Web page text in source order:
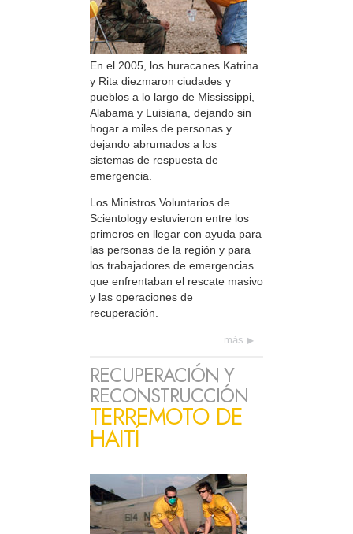
En el 2005, los huracanes Katrina
y Rita diezmaron ciudades y
pueblos a lo largo de Mississippi,
Alabama y Luisiana, dejando sin
hogar a miles de personas y
dejando abrumados a los
sistemas de respuesta de
emergencia.
Los Ministros Voluntarios de
Scientology estuvieron entre los
primeros en llegar con ayuda para
las personas de la región y para
los trabajadores de emergencias
que enfrentaban el rescate masivo
y las operaciones de
recuperación.
más
RECUPERACIÓN Y
RECONSTRUCCIÓN
TERREMOTO DE
HAITÍ